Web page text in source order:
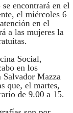
encontrará en el
el miércoles 6
en el
a las mujeres la
Social,
en los
Salvador Mazza
que, el martes,
de 9.00 a 15.